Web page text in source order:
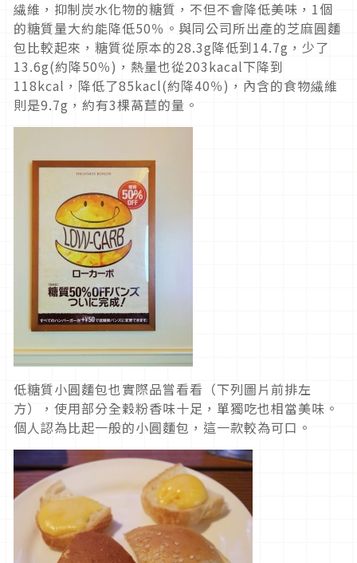
繊維，抑制炭水化物的糖質，不但不會降低美味，1個
的糖質量大約能降低50％。與同公司所出產的芝麻圓麵
包比較起來，糖質從原本的28.3g降低到14.7g，少了
13.6g(約降50％)，熱量也從203kacal下降到
118kcal，降低了85kacl(約降40％)，內含的食物繊維
則是9.7g，約有3棵萵苣的量。
低糖質小圓麵包也實際品嘗看看（下列圖片前排左
方），使用部分全穀粉香味十足，單獨吃也相當美味。
個人認為比起一般的小圓麵包，這一款較為可口。